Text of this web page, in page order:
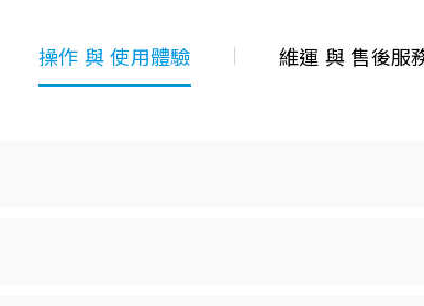
操作 與 使用體驗 維運 與 售後服